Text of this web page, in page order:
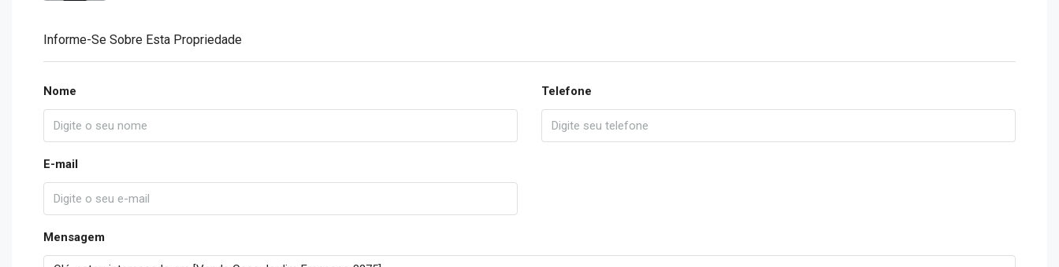
Informe-Se Sobre Esta Propriedade
Nome Telefone
E-mail
Mensagem